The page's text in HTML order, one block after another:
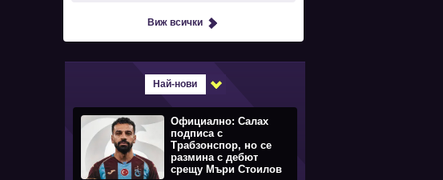
Виж всички
Най-нови
Официално: Салах
подписа с
Трабзонспор, но се
размина с дебют
срещу Мъри Стоилов